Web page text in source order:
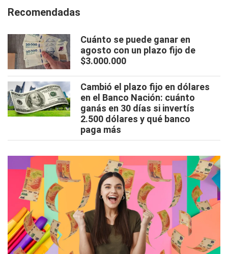
Recomendadas
Cuánto se puede ganar en
agosto con un plazo fijo de
$3.000.000
Cambió el plazo fijo en dólares
en el Banco Nación: cuánto
ganás en 30 días si invertís
2.500 dólares y qué banco
paga más